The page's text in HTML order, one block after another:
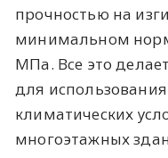
прочностью на
минимальном
МПа. Все это
для
климатических
многоэтажных